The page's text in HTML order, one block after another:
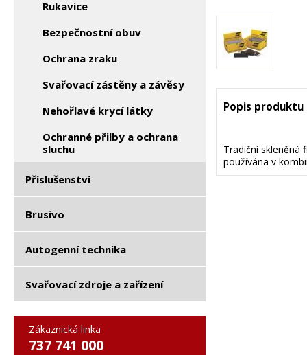
Rukavice
Bezpečnostní obuv
Ochrana zraku
Svařovací zástěny a závěsy
Nehořlavé krycí látky
Ochranné přilby a ochrana
sluchu
Příslušenství
Brusivo
Autogenní technika
Svařovací zdroje a zařízení
Zákaznická linka
737 741 000
Popis produktu
Tradiční skleněná
používána v